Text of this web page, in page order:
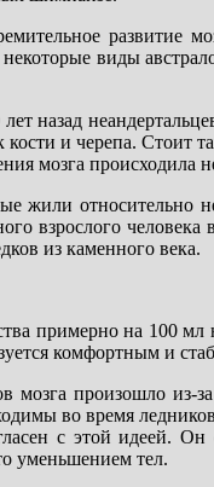
развитие
виды
назад
и черепа. Стоит
мозга происходила
жили относительно
взрослого
из каменного века.
примерно на 100
комфортным и
мозга произошло из-
во время
с этой идеей.
уменьшением тел.